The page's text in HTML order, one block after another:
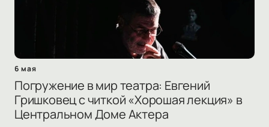
6 мая
Погружение в мир театра: Евгений
Гришковец с читкой «Хорошая лекция» в
Центральном Доме Актера